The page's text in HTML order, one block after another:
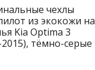
чехлы
из экокожи на
Kia Optima 3
тёмно-серые